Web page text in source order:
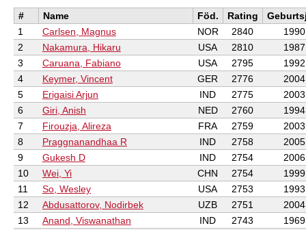
#
Name Föd. Rating
1
Carlsen, Magnus NOR 2840
1990
2
Nakamura, Hikaru USA 2810
1987
3
Caruana, Fabiano USA 2795
1992
4
Keymer, Vincent GER 2776
2004
5
Erigaisi Arjun IND 2775
2003
6
Giri, Anish NED 2760
1994
7
Firouzja, Alireza FRA 2759
2003
8
Praggnanandhaa R IND 2758
2005
9
Gukesh D IND 2754
2006
10
Wei, Yi CHN 2754
1999
11
So, Wesley USA 2753
1993
12
Abdusattorov, Nodirbek UZB 2751
2004
13
Anand, Viswanathan IND 2743
1969